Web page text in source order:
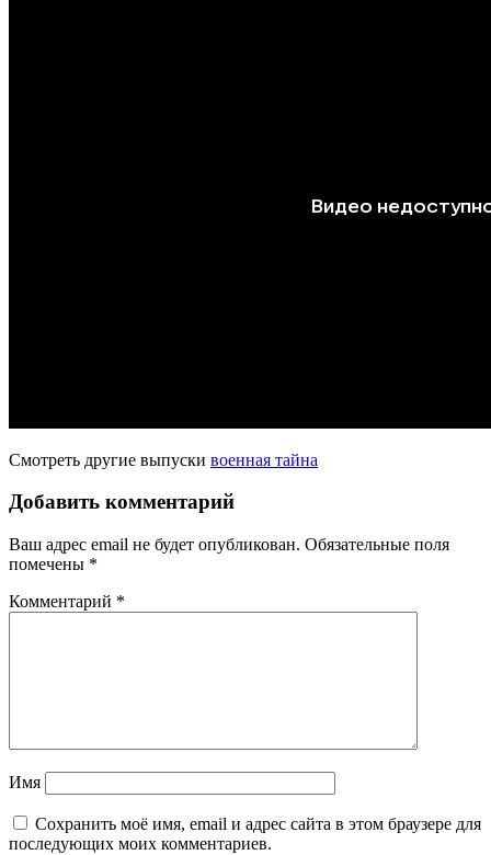
Смотреть другие выпуски военная тайна
Добавить комментарий
Ваш адрес email не будет опубликован. Обязательные поля
помечены *
Комментарий *
Имя
Сохранить моё имя, email и адрес сайта в этом браузере для
последующих моих комментариев.